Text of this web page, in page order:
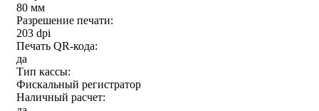
80 мм
Разрешение печати:
203 dpi
Печать QR-кода:
да
Тип кассы:
Фискальный регистратор
Наличный расчет: